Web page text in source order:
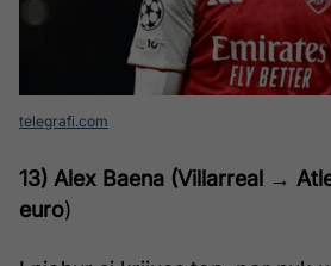
telegrafi.com
13) Alex Baena (Villarreal →
euro)